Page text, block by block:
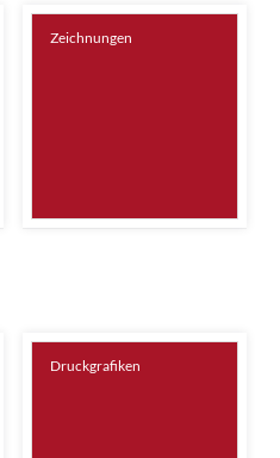
Zeichnungen
Druckgrafiken